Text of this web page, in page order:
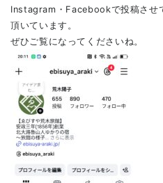
Instagram・Facebookで投稿させ
頂いています。
ぜひご覧になってくださいね。